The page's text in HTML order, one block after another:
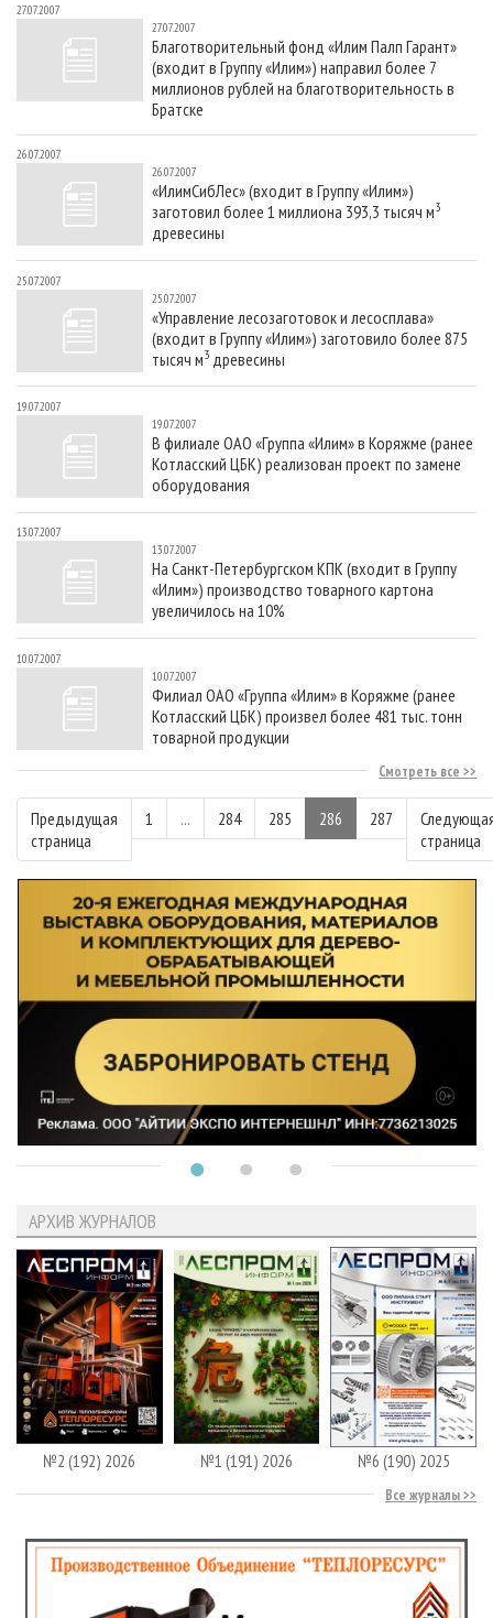
27.07.2007
27.07.2007
Благотворительный фонд «Илим Палп Гарант»
(входит в Группу «Илим») направил более 7
миллионов рублей на благотворительность в
Братске
26.07.2007
26.07.2007
«ИлимСибЛес» (входит в Группу «Илим»)
заготовил более 1 миллиона 393,3 тысяч м3
древесины
25.07.2007
25.07.2007
«Управление лесозаготовок и лесосплава»
(входит в Группу «Илим») заготовило более 875
тысяч м3 древесины
19.07.2007
19.07.2007
В филиале ОАО «Группа «Илим» в Коряжме (ранее
Котласский ЦБК) реализован проект по замене
оборудования
13.07.2007
13.07.2007
На Санкт-Петербургском КПК (входит в Группу
«Илим») производство товарного картона
увеличилось на 10%
10.07.2007
10.07.2007
Филиал ОАО «Группа «Илим» в Коряжме (ранее
Котласский ЦБК) произвел более 481 тыс. тонн
товарной продукции
Смотреть все
Предыдущая
страница
1 ... 284 285 286 287
страница
АРХИВ ЖУРНАЛОВ
№2 (192) 2026 №1 (191) 2026 №6 (190) 2025
Все журналы